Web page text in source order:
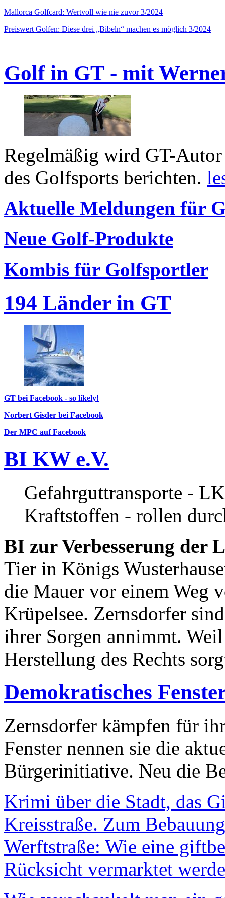
Mallorca Golfcard: Wertvoll wie nie zuvor 3/2024
Preiswert Golfen: Diese drei „Bibeln“ machen es möglich 3/2024
Golf in GT - mit
Regelmäßig wird GT-
des Golfsports berichten.
Aktuelle Meldungen für
Neue Golf-Produkte
Kombis für Golfsportler
194 Länder in GT
GT bei Facebook - so likely!
Norbert Gisder bei Facebook
Der MPC auf Facebook
BI KW e.V.
Gefahrguttransporte -
Kraftstoffen - rollen
BI zur Verbesserung der
Tier in Königs
die Mauer vor einem Weg
Krüpelsee. Zernsdorfer
ihrer Sorgen annimmt.
Herstellung des Rechts
Demokratisches
Zernsdorfer kämpfen für
Fenster nennen sie die
Bürgerinitiative. Neu die
Krimi über die Stadt, das
Kreisstraße. Zum
Werftstraße: Wie eine
Rücksicht vermarktet